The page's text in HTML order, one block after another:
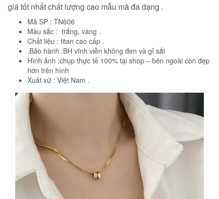
giá tốt nhất chất lượng cao mẫu mã đa dạng .
Mã SP : TN606
Màu sắc : trắng, vàng .
Chất liệu : titan cao cấp .
.Bảo hành :BH vĩnh viễn không đen và gỉ sắt
Hình ảnh :chụp thực tế 100% tại shop – bên ngoài còn đẹp
hơn trên hình
Xuất xứ : Việt Nam .